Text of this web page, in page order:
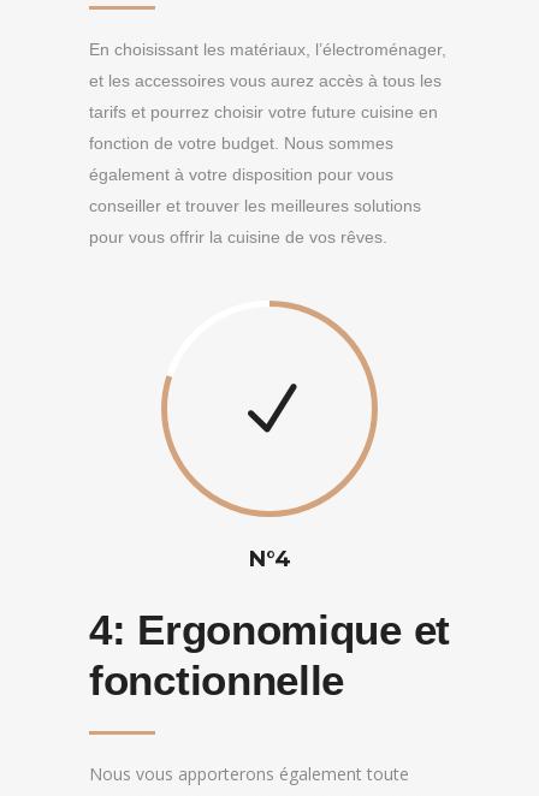
En choisissant les matériaux, l’électroménager,
et les accessoires vous aurez accès à tous les
tarifs et pourrez choisir votre future cuisine en
fonction de votre budget. Nous sommes
également à votre disposition pour vous
conseiller et trouver les meilleures solutions
pour vous offrir la cuisine de vos rêves.
N°4
4: Ergonomique et
fonctionnelle
Nous vous apporterons également toute